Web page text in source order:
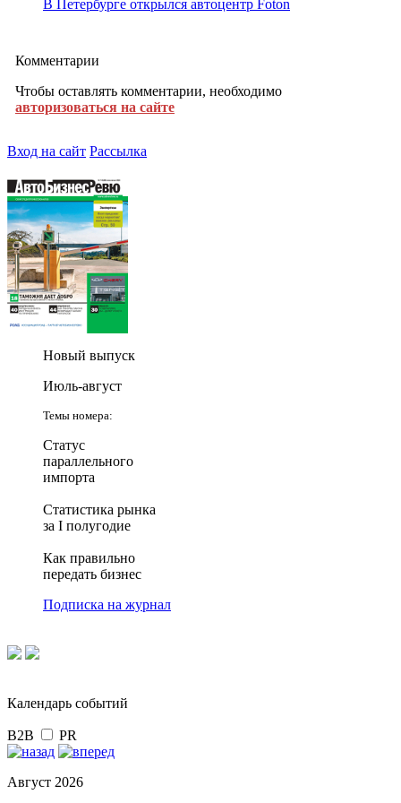
В Петербурге открылся автоцентр Foton
Комментарии
Чтобы оставлять комментарии, необходимо
авторизоваться на сайте
Вход на сайт Рассылка
Новый выпуск
Июль-август
Темы номера:
Статус
параллельного
импорта
Статистика рынка
за I полугодие
Как правильно
передать бизнес
Подписка на журнал
Календарь событий
B2B PR
Август 2026